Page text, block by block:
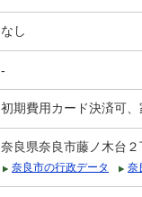
なし
-
初期費用カード決済可
奈良県奈良市藤ノ木台２
奈良市の行政データ
奈